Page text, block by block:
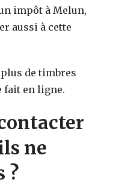
impôt à Melun,
aussi à cette
de timbres
fait en ligne.
ne
?